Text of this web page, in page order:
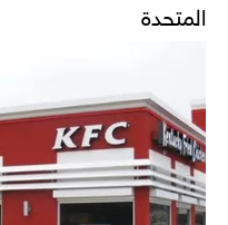
المتحدة